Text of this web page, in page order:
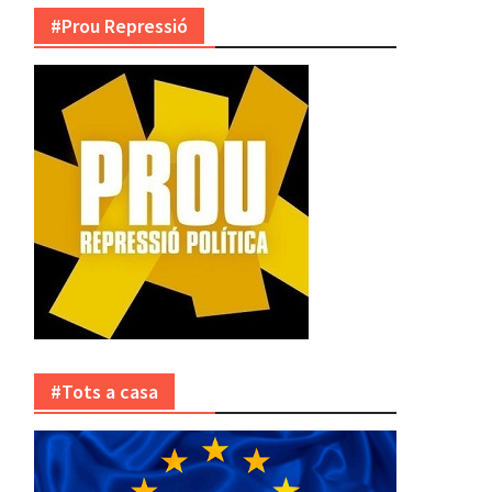
#Prou Repressió
#Tots a casa